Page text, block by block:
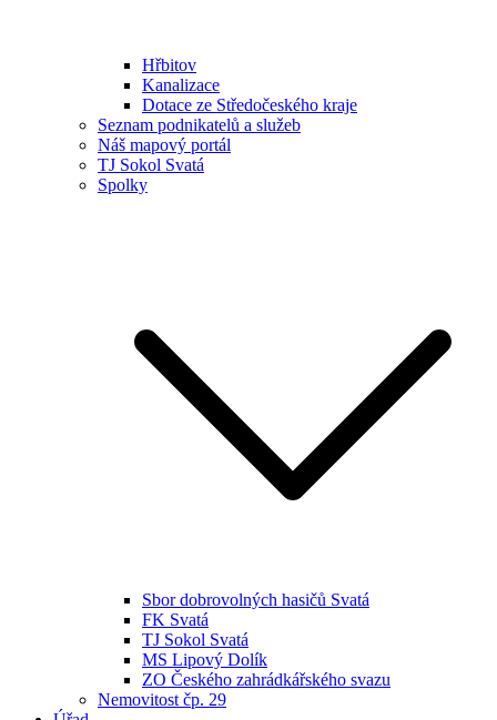
Hřbitov
Kanalizace
Dotace ze Středočeského kraje
Seznam podnikatelů a služeb
Náš mapový portál
TJ Sokol Svatá
Spolky
Sbor dobrovolných hasičů Svatá
FK Svatá
TJ Sokol Svatá
MS Lipový Dolík
ZO Českého zahrádkářského svazu
Nemovitost čp. 29